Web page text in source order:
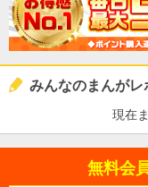
みんなのまんがレ
現在
無料会